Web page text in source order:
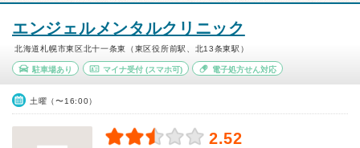
エンジェルメンタルクリニック
北海道札幌市東区北十一条東（東区役所前駅、北13条東駅）
駐車場あり マイナ受付(スマホ可) 電子処方せん対応
土曜（〜16:00）
2.52